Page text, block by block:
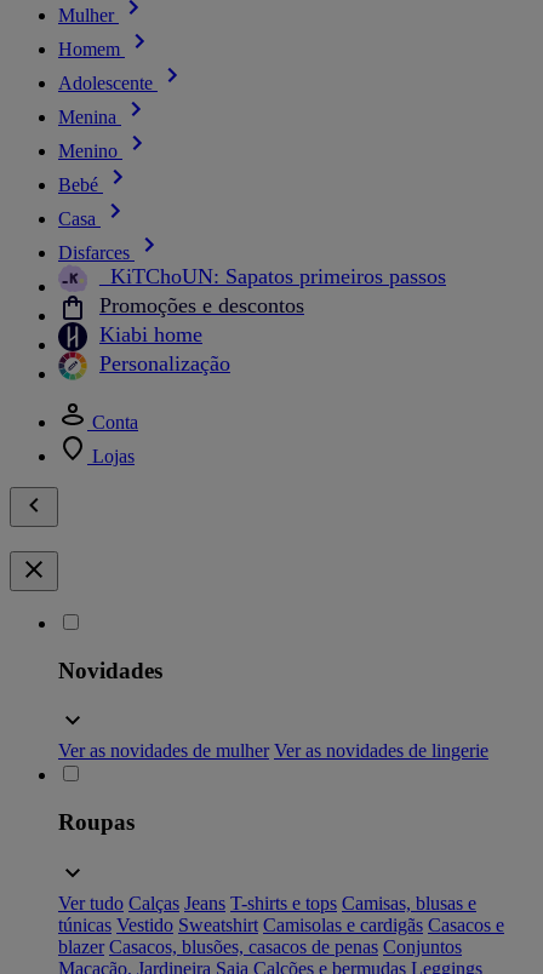
Mulher
Homem
Adolescente
Menina
Menino
Bebé
Casa
Disfarces
_KiTChoUN: Sapatos primeiros passos
Promoções e descontos
Kiabi home
Personalização
Conta
Lojas
Novidades
Ver as novidades de mulher Ver as novidades de lingerie
Roupas
Ver tudo Calças Jeans T-shirts e tops Camisas, blusas e
túnicas Vestido Sweatshirt Camisolas e cardigãs Casacos e
blazer Casacos, blusões, casacos de penas Conjuntos
Macacão, Jardineira Saia Calções e bermudas Leggings